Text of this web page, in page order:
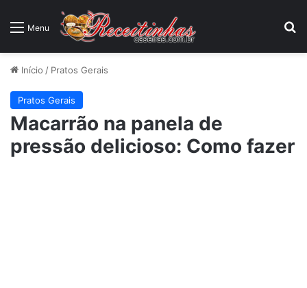
Menu
Início / Pratos Gerais
Pratos Gerais
Macarrão na panela de
pressão delicioso: Como fazer